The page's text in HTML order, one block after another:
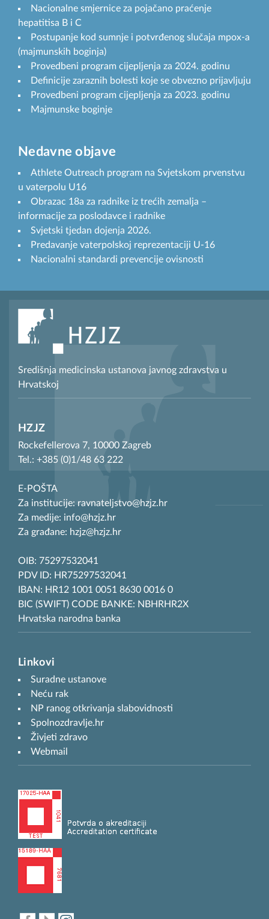
Nacionalne smjernice za pojačano praćenje
hepatitisa B i C
Postupanje kod sumnje i potvrđenog slučaja mpox-a
(majmunskih boginja)
Provedbeni program cijepljenja za 2024. godinu
Definicije zaraznih bolesti koje se obvezno prijavljuju
Provedbeni program cijepljenja za 2023. godinu
Majmunske boginje
Nedavne objave
Athlete Outreach program na Svjetskom prvenstvu
u vaterpolu U16
Obrazac 18a za radnike iz trećih zemalja –
informacije za poslodavce i radnike
Svjetski tjedan dojenja 2026.
Predavanje vaterpolskoj reprezentaciji U-16
Nacionalni standardi prevencije ovisnosti
Središnja medicinska ustanova javnog zdravstva u
Hrvatskoj
HZJZ
Rockefellerova 7, 10000 Zagreb
Tel.: +385 (0)1/48 63 222
E-POŠTA
Za institucije: ravnateljstvo@hzjz.hr
Za medije: info@hzjz.hr
Za građane: hzjz@hzjz.hr
OIB: 75297532041
PDV ID: HR75297532041
IBAN: HR12 1001 0051 8630 0016 0
BIC (SWIFT) CODE BANKE: NBHRHR2X
Hrvatska narodna banka
Linkovi
Suradne ustanove
Neću rak
NP ranog otkrivanja slabovidnosti
Spolnozdravlje.hr
Živjeti zdravo
Webmail